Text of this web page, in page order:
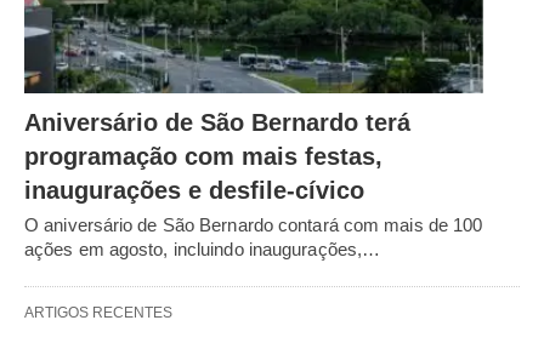
Aniversário de São Bernardo terá
programação com mais festas,
inaugurações e desfile-cívico
O aniversário de São Bernardo contará com mais de 100
ações em agosto, incluindo inaugurações,…
ARTIGOS RECENTES